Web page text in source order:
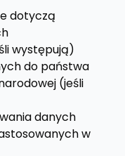
dotyczą
występują)
do państwa
(jeśli
danych
w